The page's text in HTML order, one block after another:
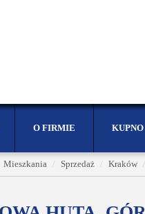
O FIRMIE KUPNO
Mieszkania Sprzedaż Kraków